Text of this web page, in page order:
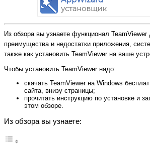
Из обзора вы узнаете функционал TeamViewer
преимущества и недостатки приложения,
также как установить TeamViewer на ваше
Чтобы установить TeamViewer надо:
скачать TeamViewer на Windows
сайта, внизу страницы;
прочитать инструкцию по установке и
этом обзоре.
Из обзора вы узнаете: